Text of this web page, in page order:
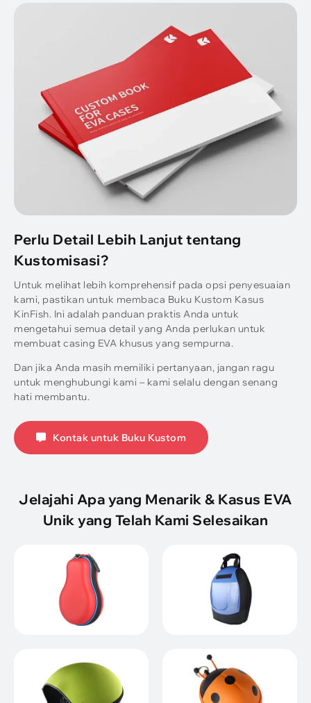
Perlu Detail Lebih Lanjut tentang
Kustomisasi?
Untuk melihat lebih komprehensif pada opsi penyesuaian
kami, pastikan untuk membaca Buku Kustom Kasus
KinFish. Ini adalah panduan praktis Anda untuk
mengetahui semua detail yang Anda perlukan untuk
membuat casing EVA khusus yang sempurna.
Dan jika Anda masih memiliki pertanyaan, jangan ragu
untuk menghubungi kami – kami selalu dengan senang
hati membantu.
Kontak untuk Buku Kustom
Jelajahi Apa yang Menarik & Kasus EVA
Unik yang Telah Kami Selesaikan